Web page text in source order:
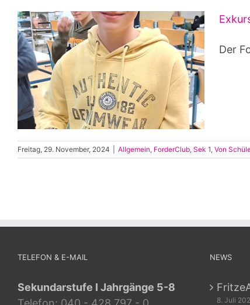
Der
Freitag, 29. November, 2024 Allgemein, ForderClub, Sek 1, Von
TELEFON & E-MAIL
Sekundarstufe I Jahrgänge 5-8
NEWS
8. Juli